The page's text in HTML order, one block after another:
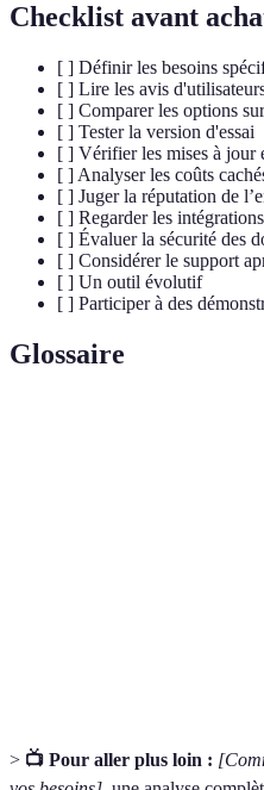
Checklist avant
[ ] Définir les besoins
[ ] Lire les avis
[ ] Comparer les options
[ ] Tester la version d'essai
[ ] Vérifier les mises à jour
[ ] Analyser les coûts
[ ] Juger la réputation de
[ ] Regarder les
[ ] Évaluer la sécurité des
[ ] Considérer le support
[ ] Un outil évolutif
[ ] Participer à des
Glossaire
> 📺 Pour aller plus loin :